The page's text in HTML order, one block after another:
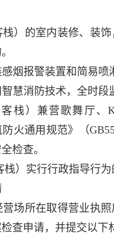
栈）的室内装修、装
感烟报警装置和简易
智慧消防技术，全时段
客栈）兼营歌舞厅、
防火通用规范》 （
检查。
栈）实行行政指导行
营场所在取得营业执
查申请，并提交以下